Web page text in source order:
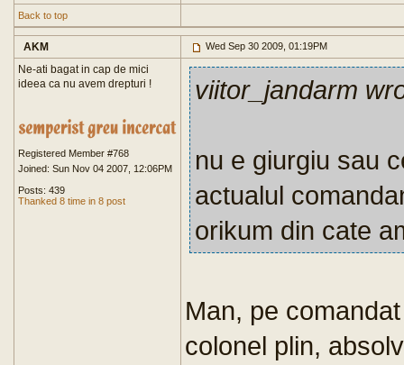
Back to top
AKM Wed Sep 30 2009, 01:19PM
Ne-ati bagat in cap de mici
ideea ca nu avem drepturi !
Registered Member #768
Joined: Sun Nov 04 2007, 12:06PM
Posts: 439
Thanked 8 time in 8 post
viitor_jandarm
nu e giurgiu sau
actualul
orikum din cate
Man, pe
colonel plin,